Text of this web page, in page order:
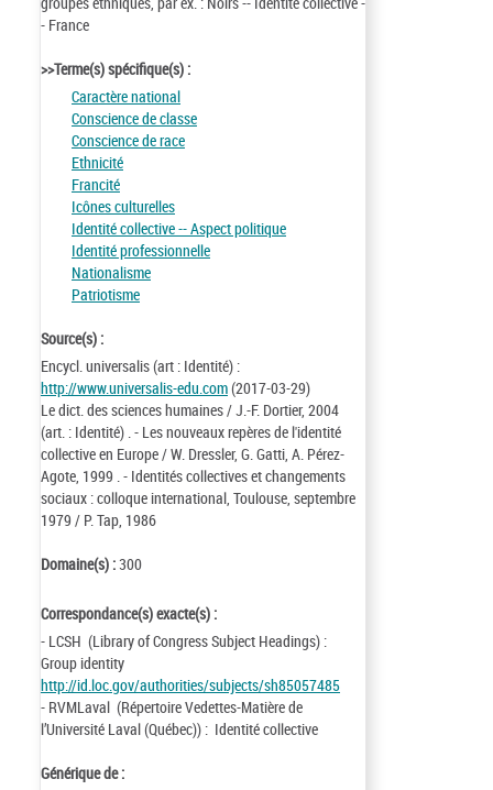
- France
>>Terme(s) spécifique(s) :
Caractère national
Conscience de classe
Conscience de race
Ethnicité
Francité
Icônes culturelles
Identité collective -- Aspect politique
Identité professionnelle
Nationalisme
Patriotisme
Source(s) :
Encycl. universalis (art : Identité) :
http://www.universalis-edu.com(2017-03-29)
Le dict. des sciences humaines / J.-F. Dortier, 2004
(art. : Identité) . - Les nouveaux repères de l'identité
collective en Europe / W. Dressler, G. Gatti, A. Pérez-
Agote, 1999 . - Identités collectives et changements
sociaux : colloque international, Toulouse, septembre
1979 / P. Tap, 1986
Domaine(s) :300
Correspondance(s) exacte(s) :
- LCSH (Library of Congress Subject Headings) :
Group identity
http://id.loc.gov/authorities/subjects/sh85057485
- RVMLaval (Répertoire Vedettes-Matière de
l’Université Laval (Québec)) : Identité collective
Générique de :